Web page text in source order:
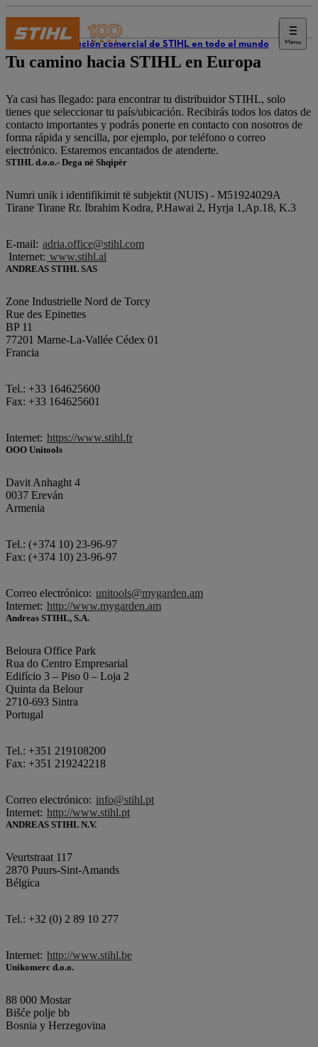
Menu
Distribución comercial de STIHL en todo el mundo
Tu camino hacia STIHL en Europa
Ya casi has llegado: para encontrar tu distribuidor STIHL, solo
tienes que seleccionar tu país/ubicación. Recibirás todos los datos de
contacto importantes y podrás ponerte en contacto con nosotros de
forma rápida y sencilla, por ejemplo, por teléfono o correo
electrónico. Estaremos encantados de atenderte.
STIHL d.o.o.- Dega në Shqipër
Numri unik i identifikimit të subjektit (NUIS) - M51924029A
Tirane Tirane Rr. Ibrahim Kodra, P.Hawai 2, Hyrja 1,Ap.18, K.3
E-mail: adria.office@stihl.com
Internet: www.stihl.al
ANDREAS STIHL SAS
Zone Industrielle Nord de Torcy
Rue des Epinettes
BP 11
77201 Marne-La-Vallée Cédex 01
Francia
Tel.: +33 164625600
Fax: +33 164625601
Internet: https://www.stihl.fr
OOO Unitools
Davit Anhaght 4
0037 Ereván
Armenia
Tel.: (+374 10) 23-96-97
Fax: (+374 10) 23-96-97
Correo electrónico: unitools@mygarden.am
Internet: http://www.mygarden.am
Andreas STIHL, S.A.
Beloura Office Park
Rua do Centro Empresarial
Edifício 3 – Piso 0 – Loja 2
Quinta da Belour
2710-693 Sintra
Portugal
Tel.: +351 219108200
Fax: +351 219242218
Correo electrónico: info@stihl.pt
Internet: http://www.stihl.pt
ANDREAS STIHL N.V.
Veurtstraat 117
2870 Puurs-Sint-Amands
Bélgica
Tel.: +32 (0) 2 89 10 277
Internet: http://www.stihl.be
Unikomerc d.o.o.
88 000 Mostar
Bišće polje bb
Bosnia y Herzegovina